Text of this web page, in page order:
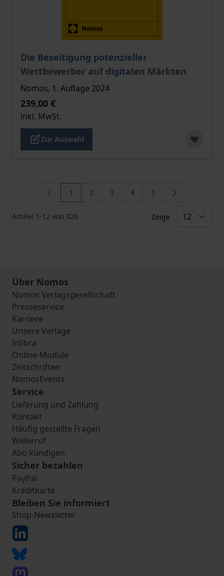
Die Beseitigung potenzieller
Wettbewerber auf digitalen Märkten
Der Preis dieses Titels richtet sich nach der
Nomos, 1. Auflage 2024
239,00 €
inkl. MwSt.
Zur Auswahl
Artikel 1 -12 von 320
Sie lesen gerade die Seite
1 Seite
2 Seite
3 Seite
4 Seite
5
Zeige
Über Nomos
Nomos Verlagsgesellschaft
Presseservice
Karriere
Unsere Verlage
Inlibra
Online-Module
Zeitschriften
NomosEvents
Service
Lieferung und Zahlung
Kontakt
Häufig gestellte Fragen
Widerruf
Abo kündigen
Sicher bezahlen
PayPal
Kreditkarte
Bleiben Sie informiert
Shop-Newsletter